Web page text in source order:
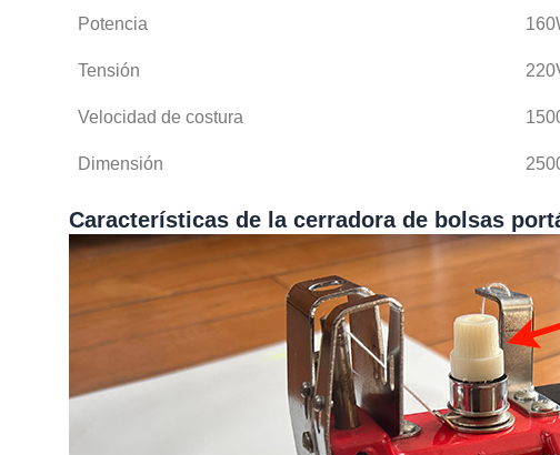
Potencia
Tensión
Velocidad de costura
Dimensión
Características de la cerradora de bolsas